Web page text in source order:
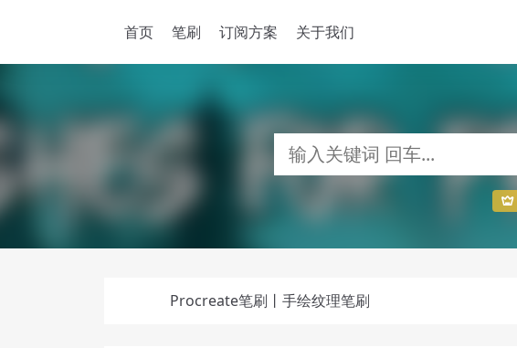
首页 笔刷 订阅方案 关于我们
Procreate笔刷丨手绘纹理笔刷